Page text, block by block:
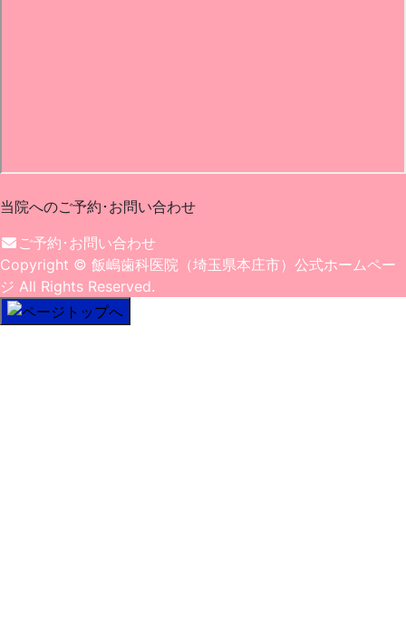
当院へのご予約･ お問い合わせ
ご予約･お問い合わせ
Copyright © 飯嶋歯科医院（埼玉県本庄市）公式ホームペー
ジ All Rights Reserved.